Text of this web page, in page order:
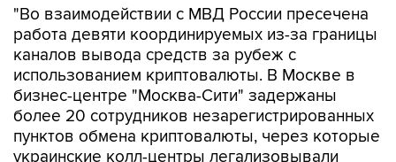
"Во взаимодействии с МВД России пресечена
работа девяти координируемых из-за границы
каналов вывода средств за рубеж с
использованием криптовалюты. В Москве в
бизнес-центре "Москва-Сити" задержаны
более 20 сотрудников незарегистрированных
пунктов обмена криптовалюты, через которые
украинские колл-центры легализовывали